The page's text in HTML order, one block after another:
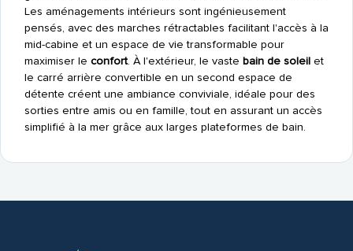
Les aménagements intérieurs sont ingénieusement
pensés, avec des marches rétractables facilitant l'accès à la
mid-cabine et un espace de vie transformable pour
maximiser le confort. À l'extérieur, le vaste bain de soleilet
le carré arrière convertible en un second espace de
détente créent une ambiance conviviale, idéale pour des
sorties entre amis ou en famille, tout en assurant un accès
simplifié à la mer grâce aux larges plateformes de bain.